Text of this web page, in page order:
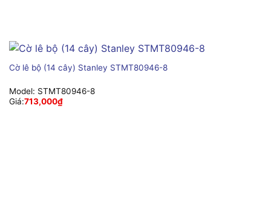
Cờ lê bộ (14 cây) Stanley STMT80946-8
Model: STMT80946-8
Giá:713,000₫